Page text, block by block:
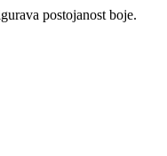
postojanost boje.